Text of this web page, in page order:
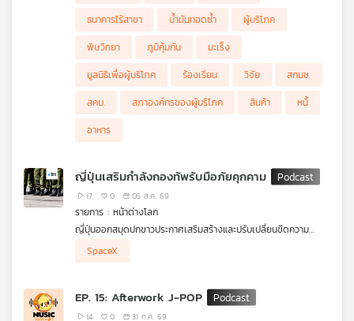
เกี่ยว
กับ
เรา
วิทยุ
ฟังวิธีป้องกันความเสียหายจาก เรืออากาศเอก นพรัตน์ สุจินดา
(หมาน้อย) ผู้อำนวยการฝ่ายทดสอบเจาะระบบและประเมินความพร้อม
สำนักบริหารโครงสร้างพื้นฐานสำคัญทางสารสนเทศ
สํานักงานคณะกรรมการการรักษาความมั่นคงปลอดภัยไซเบอร์แห่ง
ชาติ (สกมช.)
CLICX ธนาคารไร้สาขากับกระแสชวนเบี้ยวหนี้
CLICX (คลิกซ์) หรือ ธนาคารไร้สาขารายแรกของไทย ที่ได้เริ่มเปิดให้
.
ฟังข้อคิดเตือนใจ ถ้ากู้ต้องใช้หนี้ การเบี้ยวหนี้จะถูกดำเนินคดีตาม
กฎหมายอย่างไรบ้าง
ฟังจาก คุณภัทรกร ทีปบุญรัตน์ รองหัวหน้าฝ่ายคุ้มครองและพิทักษ์
สิทธิผู้บริโภค สภาผู้บริโภค
คิดก่อนเชื่อ กับ ดร.แก้ว กังสดาลอำไพ นักพิษวิทยา กับ ชนาธิป
ย่างรมควันหรือไม่
ธนาคารไร้สาขา
น้ำมันทอดซ้ำ
ผู้บริโภค
พิษวิทยา
ภูมิคุ้มกัน
มะเร็ง
มูลนิธิเพื่อผู้บริโภค
ร้องเรียน วิจัย
สกมช.
สคบ.
สภาองค์กรของผู้บริโภค สินค้า
หนี้
อาหาร
ญี่ปุ่นเสริมกำลังกองทัพรับมือภัยคุกคาม
17 0 05 ส.ค. 69
รายการ : หน้าต่างโลก
ญี่ปุ่นออกสมุดปกขาวประกาศเสริมสร้างและปรับเปลี่ยนขีดความ
รอบตัวที่เพิ่มขึ้น โดยเฉพาะจาก 3 ชาติเพื่อนบ้าน / จับตาชิ้นส่วน
SpaceX
EP. 15: Afterwork J-POP
14 0 31 ก.ค. 69